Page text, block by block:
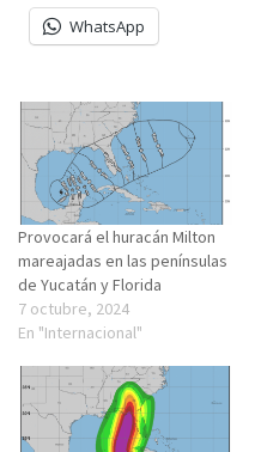
WhatsApp
Provocará el huracán Milton
mareajadas en las penínsulas
de Yucatán y Florida
7 octubre, 2024
En "Internacional"